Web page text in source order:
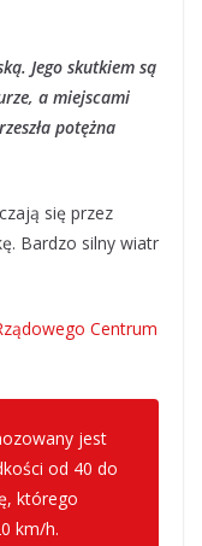
Jego skutkiem są
a miejscami
potężna
się przez
Bardzo silny wiatr
Centrum
jest
od 40 do
którego
km/h.